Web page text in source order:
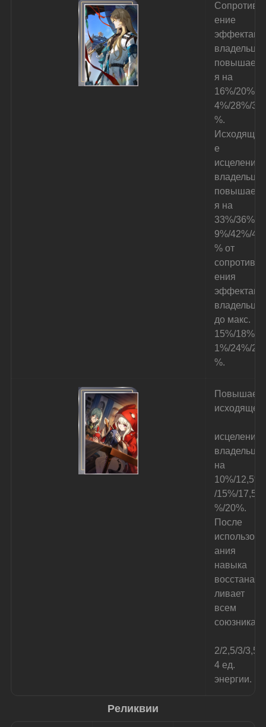
Сопротивл
ение
эффектам
владельца
повышаетс
я на
16%/20%/2
4%/28%/32
%.
Исходяще
е
исцеление
владельца
повышаетс
я на
33%/36%/3
9%/42%/45
% от
сопротивл
ения
эффектам
владельца
до макс.
15%/18%/2
1%/24%/27
%.
Повышает
исходящее
исцеление
владельца
на
10%/12,5%
/15%/17,5
%/20%.
После
использов
ания
навыка
восстанав
ливает
всем
союзникам
2/2,5/3/3,5/
4 ед.
энергии.
Реликвии